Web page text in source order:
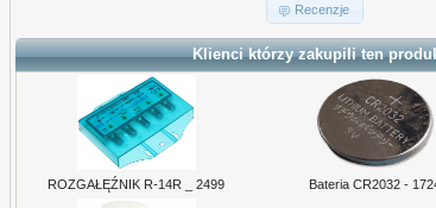
Recenzje
Klienci którzy zakupili ten
ROZGAŁĘŹNIK R-14R _ 2499 Bateria CR2032 -